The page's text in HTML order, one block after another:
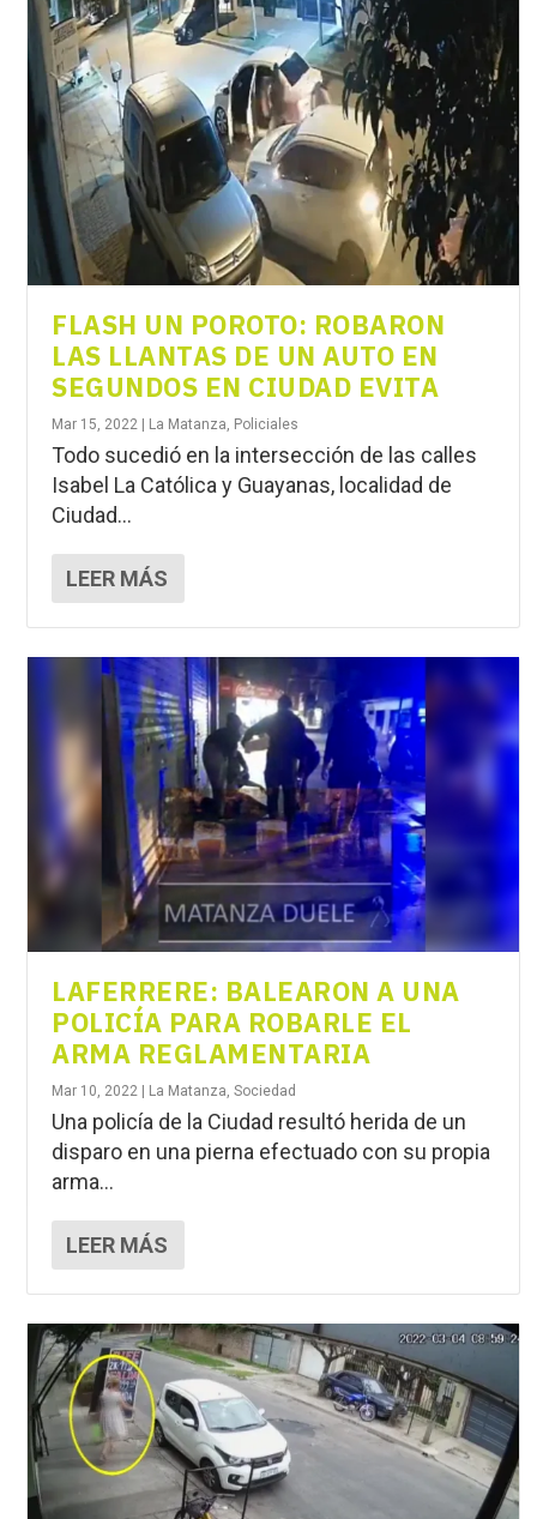
FLASH UN POROTO: ROBARON
LAS LLANTAS DE UN AUTO EN
SEGUNDOS EN CIUDAD EVITA
Mar 15, 2022 La Matanza, Policiales
Todo sucedió en la intersección de las calles
Isabel La Católica y Guayanas, localidad de
Ciudad...
LEER MÁS
LAFERRERE: BALEARON A UNA
POLICÍA PARA ROBARLE EL
ARMA REGLAMENTARIA
Mar 10, 2022 | La Matanza ,Sociedad
Una policía de la Ciudad resultó herida de un
disparo en una pierna efectuado con su propia
arma...
LEER MÁS